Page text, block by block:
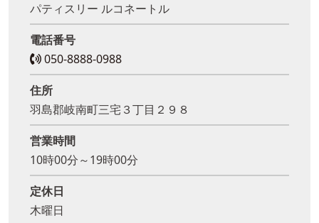
パティスリー ルコネートル
電話番号
050-8888-0988
住所
羽島郡岐南町三宅３丁目２９８
営業時間
10時00分～19時00分
定休日
木曜日